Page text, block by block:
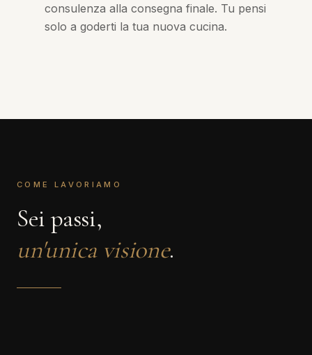
consulenza alla consegna finale. Tu pensi
solo a goderti la tua nuova cucina.
COME LAVORIAMO
Sei passi,
un'unica visione.